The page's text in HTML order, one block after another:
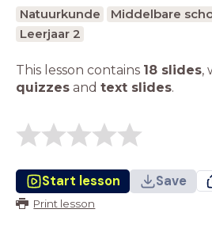
Natuurkunde Middelbare
Leerjaar 2
This lesson contains 18 slides,
quizzes and text slides.
Start lesson Save
Print lesson